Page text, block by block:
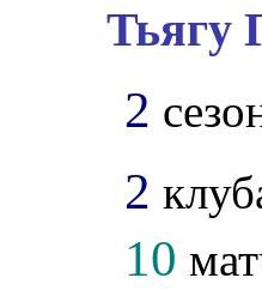
Тьягу
2
2
10